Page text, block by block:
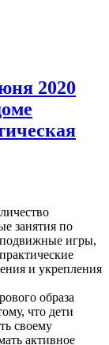
2020
занятия по
подвижные игры,
и укрепления
образа
что дети
своему
активное